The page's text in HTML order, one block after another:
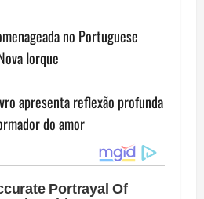
no Portuguese
Iorque
apresenta reflexão profunda
do amor